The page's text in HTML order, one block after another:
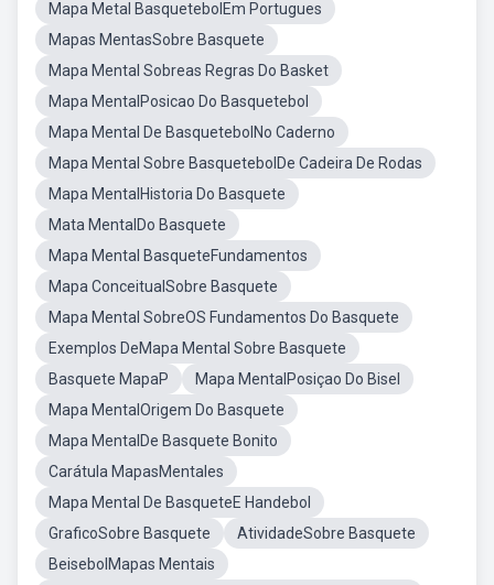
Mapa Metal BasquetebolEm Portugues
Mapas MentasSobre Basquete
Mapa Mental Sobreas Regras Do Basket
Mapa MentalPosicao Do Basquetebol
Mapa Mental De BasquetebolNo Caderno
Mapa Mental Sobre BasquetebolDe Cadeira De Rodas
Mapa MentalHistoria Do Basquete
Mata MentalDo Basquete
Mapa Mental BasqueteFundamentos
Mapa ConceitualSobre Basquete
Mapa Mental SobreOS Fundamentos Do Basquete
Exemplos DeMapa Mental Sobre Basquete
Basquete MapaP
Mapa MentalPosiçao Do Bisel
Mapa MentalOrigem Do Basquete
Mapa MentalDe Basquete Bonito
Carátula MapasMentales
Mapa Mental De BasqueteE Handebol
GraficoSobre Basquete
AtividadeSobre Basquete
BeisebolMapas Mentais